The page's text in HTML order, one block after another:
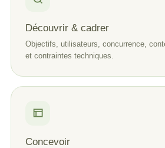
Découvrir & cadrer
Objectifs, utilisateurs, concurrence,
et contraintes techniques.
Concevoir